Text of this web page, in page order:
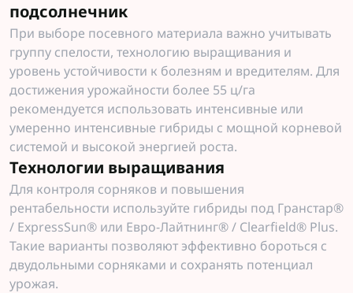
подсолнечник
При выборе посевного материала важно учитывать
группу спелости, технологию выращивания и
уровень устойчивости к болезням и вредителям. Для
достижения урожайности более 55 ц/га
рекомендуется использовать интенсивные или
умеренно интенсивные гибриды с мощной корневой
системой и высокой энергией роста.
Технологии выращивания
Для контроля сорняков и повышения
рентабельности используйте гибриды под Гранстар®
/ ExpressSun® или Евро-Лайтнинг® / Clearfield® Plus.
Такие варианты позволяют эффективно бороться с
двудольными сорняками и сохранять потенциал
урожая.